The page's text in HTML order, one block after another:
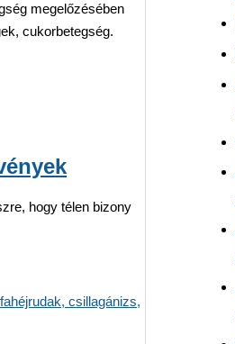
megelőzésében
cukorbetegség.
hogy télen bizony